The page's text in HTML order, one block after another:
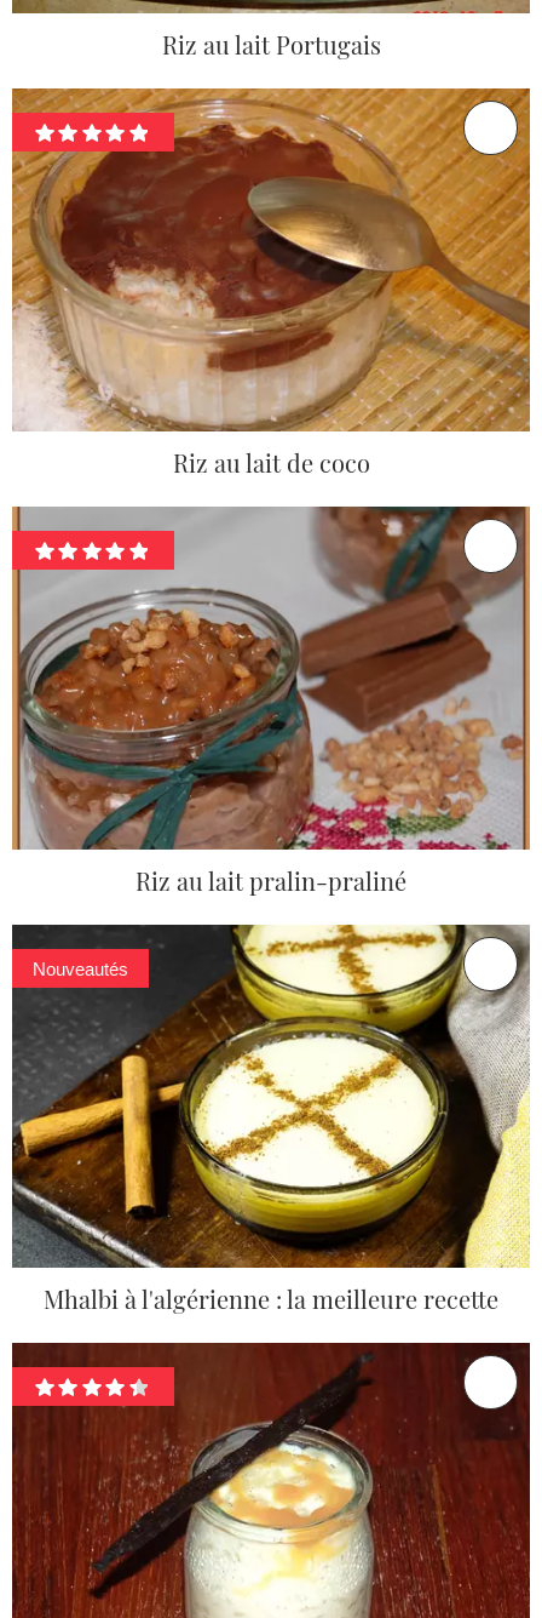
Riz au lait Portugais
Riz au lait de coco
Riz au lait pralin-praliné
Nouveautés
Mhalbi à l'algérienne : la meilleure recette